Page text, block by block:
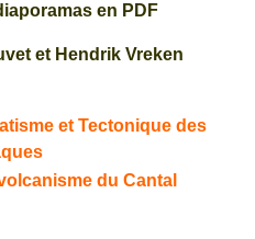
en PDF
et Hendrik Vreken
et Tectonique des
du Cantal